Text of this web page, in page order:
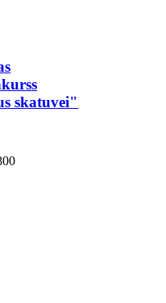
skatuvei"